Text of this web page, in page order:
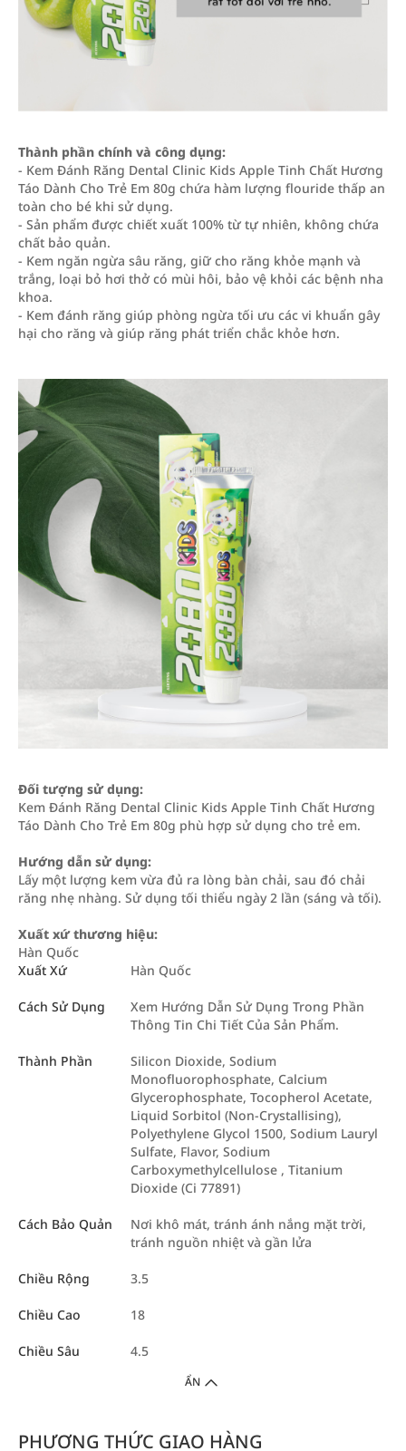
Thành phần chính và công dụng:
- Kem Đánh Răng Dental Clinic Kids Apple Tinh Chất Hương
Táo Dành Cho Trẻ Em 80g chứa hàm lượng flouride thấp an
toàn cho bé khi sử dụng.
- Sản phẩm được chiết xuất 100% từ tự nhiên, không chứa
chất bảo quản.
- Kem ngăn ngừa sâu răng, giữ cho răng khỏe mạnh và
trắng, loại bỏ hơi thở có mùi hôi, bảo vệ khỏi các bệnh nha
khoa.
- Kem đánh răng giúp phòng ngừa tối ưu các vi khuẩn gây
hại cho răng và giúp răng phát triển chắc khỏe hơn.
Đối tượng sử dụng:
Kem Đánh Răng Dental Clinic Kids Apple Tinh Chất Hương
Táo Dành Cho Trẻ Em 80g phù hợp sử dụng cho trẻ em.
Hướng dẫn sử dụng:
Lấy một lượng kem vừa đủ ra lòng bàn chải, sau đó chải
răng nhẹ nhàng. Sử dụng tối thiểu ngày 2 lần (sáng và tối).
Xuất xứ thương hiệu:
Hàn Quốc
Xuất Xứ
Hàn Quốc
Cách Sử Dụng
Xem Hướng Dẫn Sử Dụng Trong Phần
Thông Tin Chi Tiết Của Sản Phẩm.
Thành Phần
Silicon Dioxide, Sodium
Monofluorophosphate, Calcium
Glycerophosphate, Tocopherol Acetate,
Liquid Sorbitol (Non-Crystallising),
Polyethylene Glycol 1500, Sodium Lauryl
Sulfate, Flavor, Sodium
Carboxymethylcellulose , Titanium
Dioxide (Ci 77891)
Cách Bảo Quản
Nơi khô mát, tránh ánh nắng mặt trời,
tránh nguồn nhiệt và gần lửa
Chiều Rộng 3.5
Chiều Cao 18
Chiều Sâu 4.5
ẨN
PHƯƠNG THỨC GIAO HÀNG